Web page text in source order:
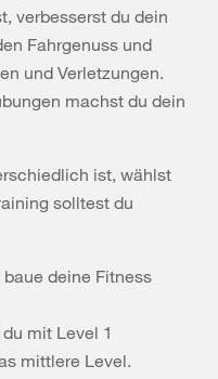
verbesserst du dein
Fahrgenuss und
und Verletzungen.
machst du dein
ist, wählst
solltest du
deine Fitness
mit Level 1
mittlere Level.